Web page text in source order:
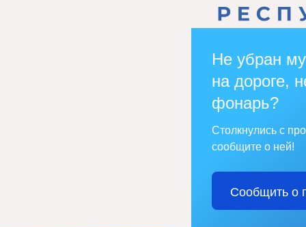
Не убран
на дороге,
фонарь?
Столкнулись с
сообщите о ней!
Сообщить о